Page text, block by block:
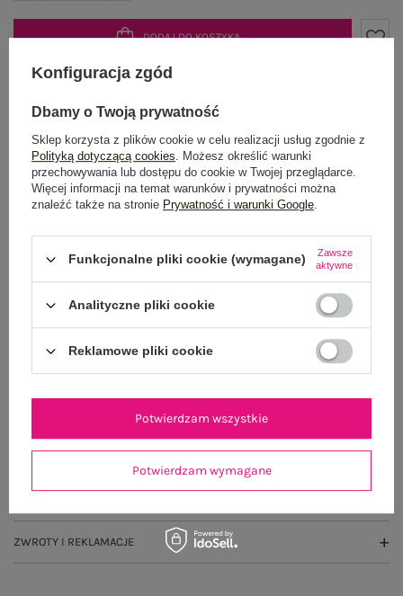
DODAJ DO KOSZYKA
Możesz kupić także poprzez:
Dostawaod 7,99 zł
Do darmowej dostawy brakuje 200,00 zł
Zamów w ciągu02:09:59 sek.,
a wyślemyjeszcze dzisiaj!
OPIS PRODUKTU
OPINIE O PRODUKCIE (0)
ZWROTY I REKLAMACJE
Konfiguracja zgód
Dbamy o Twoją prywatność
Sklep korzysta z plików cookie w celu realizacji usług zgodnie z
Polityką dotyczącą cookies. Możesz określić warunki
przechowywania lub dostępu do cookie w Twojej przeglądarce.
Więcej informacji na temat warunków i prywatności można
znaleźć także na stronie Prywatność i warunki Google.
Funkcjonalne pliki cookie (wymagane)
Zawsze
aktywne
Analityczne pliki cookie
Reklamowe pliki cookie
Potwierdzam wymagane
Potwierdzam wszystkie